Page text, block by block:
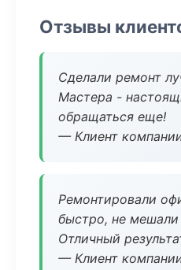
Отзывы
Сделали ремонт
Мастера -
обращаться еще!
— Клиент
Ремонтировали
быстро, не мешали
Отличный
— Клиент